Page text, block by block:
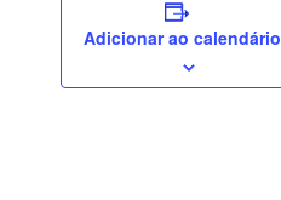
Adicionar ao calendário